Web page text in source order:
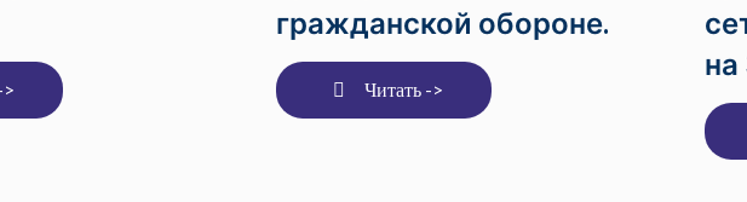
гражданской обороне.
Читать ->
на